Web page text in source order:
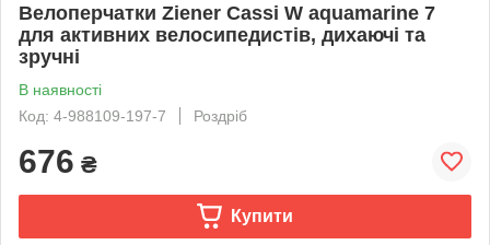
Велоперчатки Ziener Cassi W aquamarine 7
для активних велосипедистів, дихаючі та
зручні
В наявності
Код: 4-988109-197-7
Роздріб
676 ₴
Купити